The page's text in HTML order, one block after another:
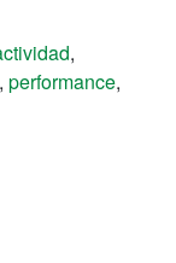
,
, performance,